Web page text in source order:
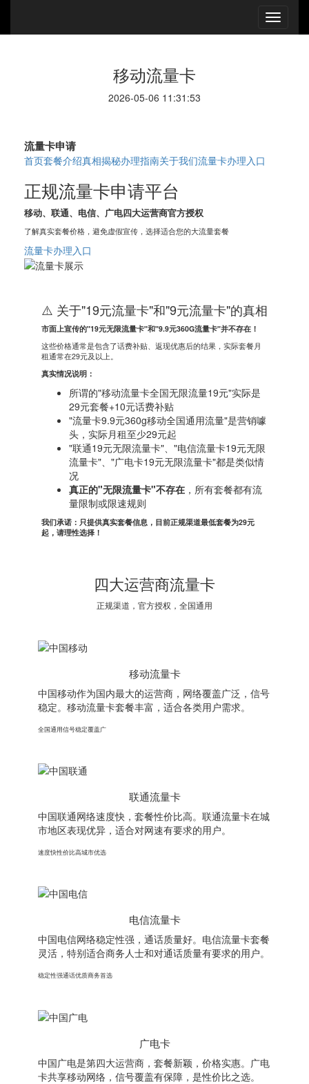
移动流量卡
2026-05-06 11:31:53
流量卡申请
首页套餐介绍真相揭秘办理指南关于我们流量卡办理入口
正规流量卡申请平台
移动、联通、电信、广电四大运营商官方授权
了解真实套餐价格，避免虚假宣传，选择适合您的大流量套餐
流量卡办理入口
⚠️ 关于"19元流量卡"和"9元流量卡"的真相
市面上宣传的"19元无限流量卡"和"9.9元360G流量卡"并不存在！
这些价格通常是包含了话费补贴、返现优惠后的结果，实际套餐月
租通常在29元及以上。
真实情况说明：
所谓的"移动流量卡全国无限流量19元"实际是
29元套餐+10元话费补贴
"流量卡9.9元360g移动全国通用流量"是营销噱
头，实际月租至少29元起
"联通19元无限流量卡"、"电信流量卡19元无限
流量卡"、"广电卡19元无限流量卡"都是类似情
况
真正的"无限流量卡"不存在 ，所有套餐都有流
量限制或限速规则
我们承诺：只提供真实套餐信息，目前正规渠道最低套餐为29元
起，请理性选择！
四大运营商流量卡
正规渠道，官方授权，全国通用
移动流量卡
中国移动作为国内最大的运营商，网络覆盖广泛，信号
稳定。移动流量卡套餐丰富，适合各类用户需求。
全国通用信号稳定覆盖广
联通流量卡
中国联通网络速度快，套餐性价比高。联通流量卡在城
市地区表现优异，适合对网速有要求的用户。
速度快性价比高城市优选
电信流量卡
中国电信网络稳定性强，通话质量好。电信流量卡套餐
灵活，特别适合商务人士和对通话质量有要求的用户。
稳定性强通话优质商务首选
广电卡
中国广电是第四大运营商，套餐新颖，价格实惠。广电
卡共享移动网络，信号覆盖有保障，是性价比之选。